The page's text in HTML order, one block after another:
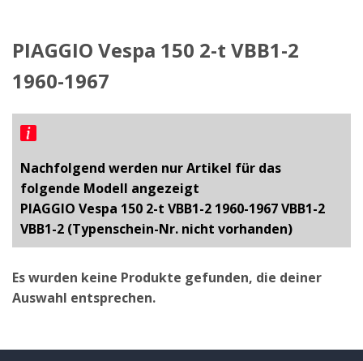
PIAGGIO Vespa 150 2-t VBB1-2
1960-1967
Nachfolgend werden nur Artikel für das
folgende Modell angezeigt
PIAGGIO Vespa 150 2-t VBB1-2 1960-1967 VBB1-2
VBB1-2 (Typenschein-Nr. nicht vorhanden)
Es wurden keine Produkte gefunden, die deiner
Auswahl entsprechen.